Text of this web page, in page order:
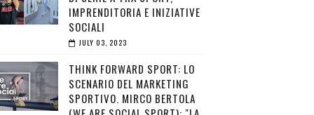
IMPRENDITORIA E INIZIATIVE
SOCIALI
JULY 03, 2023
THINK FORWARD SPORT: LO
SCENARIO DEL MARKETING
SPORTIVO. MIRCO BERTOLA